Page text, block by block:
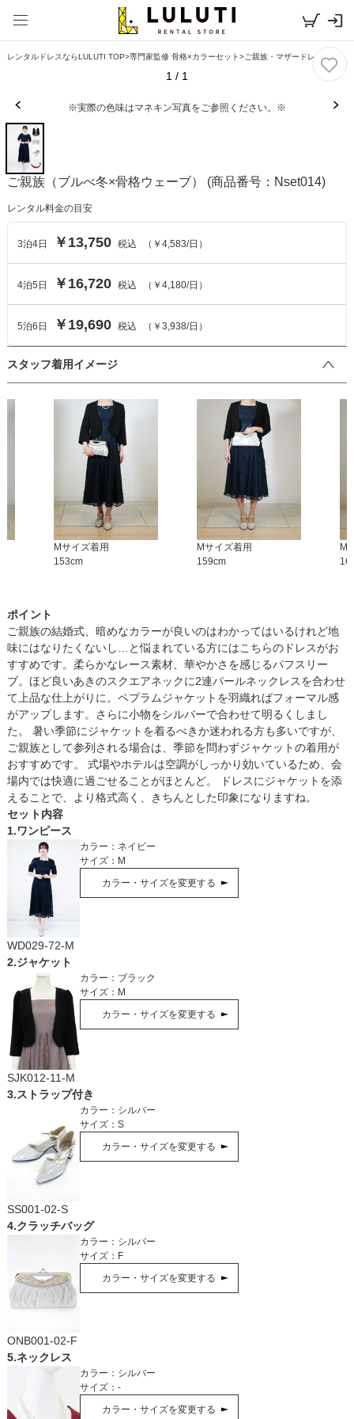
レンタルドレスならLULUTI TOP>専門家監修 骨格×カラーセット>ご親族・マザードレス風
1 / 1
※実際の色味はマネキン写真をご参照ください。※
ご親族（ブルべ冬×骨格ウェーブ） (商品番号：Nset014)
レンタル料金の目安
3泊4日 ￥13,750 税込 （ ￥4,583/日）
4泊5 日 ￥16,720 税込 （ ￥4,180/日）
5泊6 日 ￥19,690 税込 （ ￥3,938/日）
スタッフ着用イメージ
Mサイズ着用
153cm
Mサイズ着用
159cm
M
ポイント
ご親族の結婚式、暗めなカラーが良いのはわかってはいるけれど地
味にはなりたくないし…と悩まれている方にはこちらのドレスがお
すすめです。柔らかなレース素材、華やかさを感じるパフスリー
ブ。ほど良いあきのスクエアネックに2連パールネックレスを合わせ
て上品な仕上がりに。ペプラムジャケットを羽織ればフォーマル感
がアップします。さらに小物をシルバーで合わせて明るくしまし
た。 暑い季節にジャケットを着るべきか迷われる方も多いですが、
ご親族として参列される場合は、季節を問わずジャケットの着用が
おすすめです。 式場やホテルは空調がしっかり効いているため、会
場内では快適に過ごせることがほとんど。 ドレスにジャケットを添
えることで、より格式高く、きちんとした印象になりますね。
セット内容
1.ワンピース
カラー： ネイビー
サイズ： M
カラー・サイズを変更する
WD029-72-M
2.ジャケット
カラー： ブラック
サイズ： M
カラー・サイズを変更する
SJK012-11-M
3.ストラップ付き
カラー： シルバー
サイズ： S
カラー・サイズを変更する
SS001-02-S
4.クラッチバッグ
カラー： シルバー
サイズ： F
カラー・サイズを変更する
ONB001-02-F
5.ネックレス
カラー： シルバー
サイズ： -
カラー・サイズを変更する